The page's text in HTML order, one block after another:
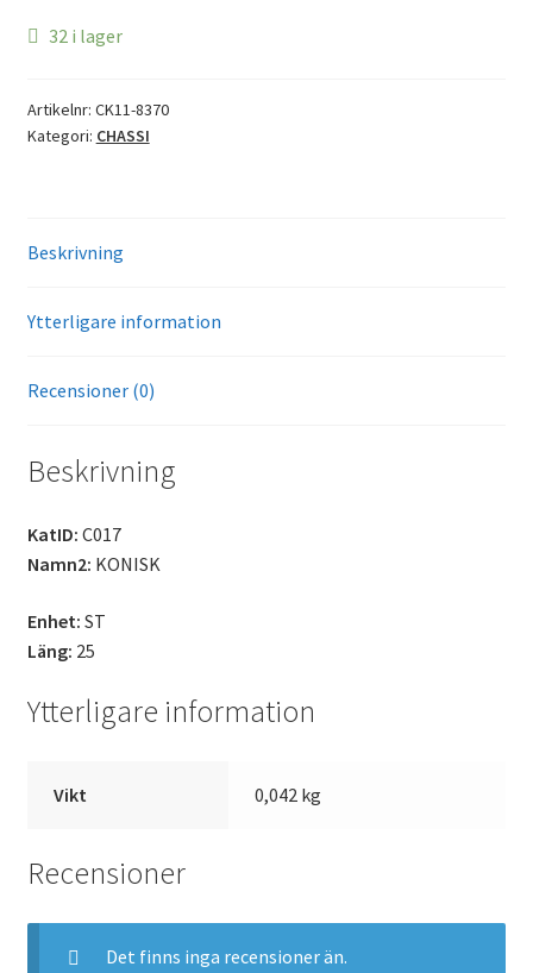
32 i lager
Artikelnr: CK11-8370
Kategori: CHASSI
Beskrivning
Ytterligare information
Recensioner (0)
Beskrivning
KatID: C017
Namn2: KONISK
Enhet: ST
Läng: 25
Ytterligare information
Vikt 0,042 kg
Recensioner
Det finns inga recensioner än.